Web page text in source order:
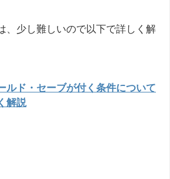
、少し難しいので以下で詳しく解
ルド・セーブが付く条件について
解説